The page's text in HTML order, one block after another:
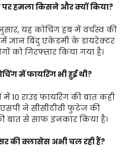
पर हमला किसने और क्यों किया?
यह कोचिंग हब में वर्चस्व की
ज्ञान बिंदु एकेडमी के डायरेक्टर
को गिरफ्तार किया गया है।
में फायरिंग भी हुई थी?
10 राउंड फायरिंग की बात कही
ने सीसीटीवी फुटेज की
बात से साफ इनकार किया है।
की क्लासेस अभी चल रही हैं?